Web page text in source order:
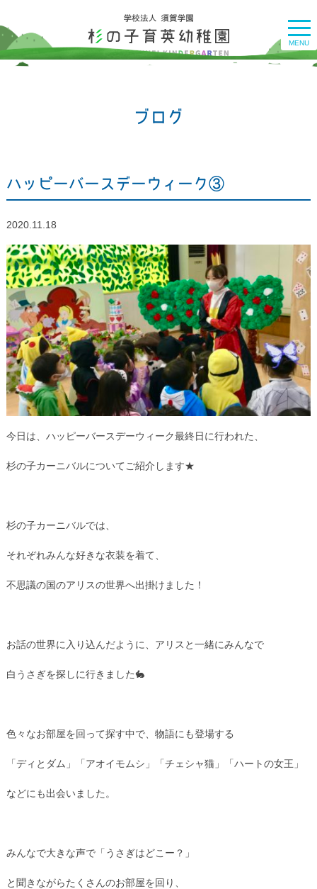
MENU
ブログ
ハッピーバースデーウィーク③
2020.11.18
今日は、ハッピーバースデーウィーク最終日に行われた、
杉の子カーニバルについてご紹介します★
杉の子カーニバルでは、
それぞれみんな好きな衣装を着て、
不思議の国のアリスの世界へ出掛けました！
お話の世界に入り込んだように、アリスと一緒にみんなで
白うさぎを探しに行きました🐇
色々なお部屋を回って探す中で、物語にも登場する
「ディとダム」「アオイモムシ」「チェシャ猫」「ハートの女王」
などにも出会いました。
みんなで大きな声で「うさぎはどこー？」
と聞きながらたくさんのお部屋を回り、